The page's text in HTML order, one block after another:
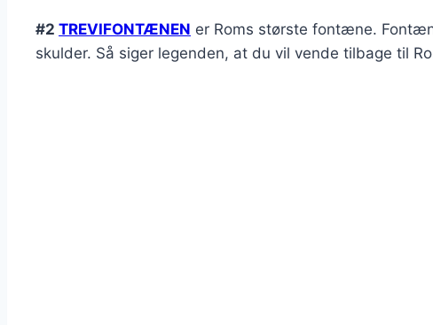
#2 TREVIFONTÆNEN er Roms største fontæne.
skulder. Så siger legenden, at du vil vende tilbage til